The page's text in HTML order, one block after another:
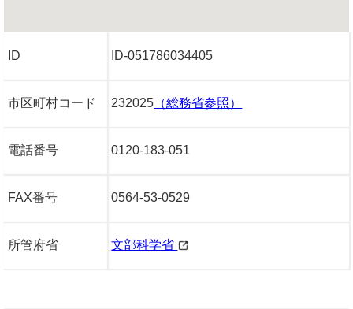
ID ID-051786034405
市区町村コード 232025 （総務省参照）
電話番号 0120-183-051
FAX番号 0564-53-0529
所管府省 文部科学省